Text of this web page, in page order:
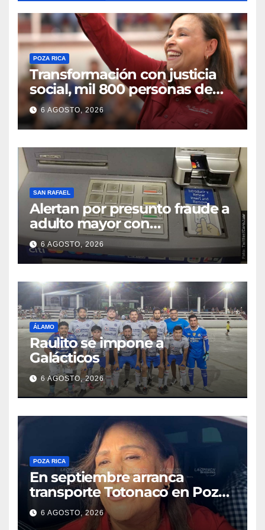
POZA RICA
Transformación con justicia
social, mil 800 personas de
siete municipios reciben
Apoyo a la Palabra: Rocío
Nahle
6 AGOSTO, 2026
SAN RAFAEL
Alertan por presunto fraude a
adulto mayor con
discapacidad visual en cajero
bancario
6 AGOSTO, 2026
ÁLAMO
Raulito se impone a
Galácticos
6 AGOSTO, 2026
POZA RICA
En septiembre arranca
transporte Totonaco en Poza
Rica
6 AGOSTO, 2026